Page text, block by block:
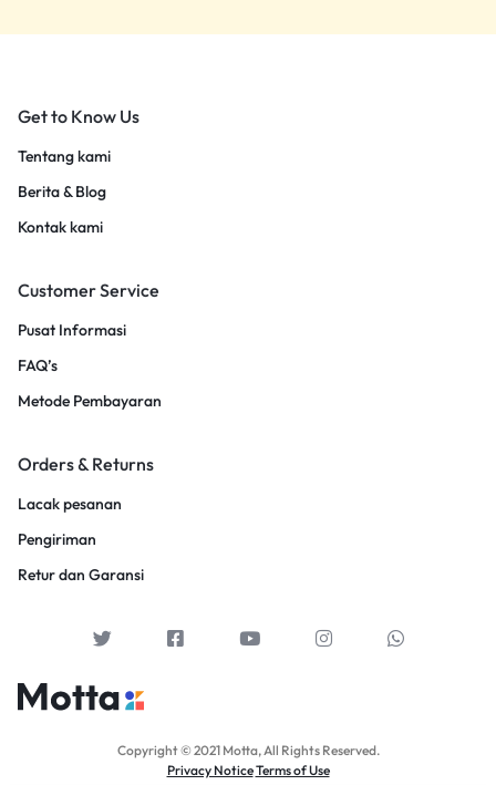
Get to Know Us
Tentang kami
Berita & Blog
Kontak kami
Customer Service
Pusat Informasi
FAQ’s
Metode Pembayaran
Orders & Returns
Lacak pesanan
Pengiriman
Retur dan Garansi
Copyright © 2021 Motta, All Rights Reserved.
Privacy NoticeTerms of Use